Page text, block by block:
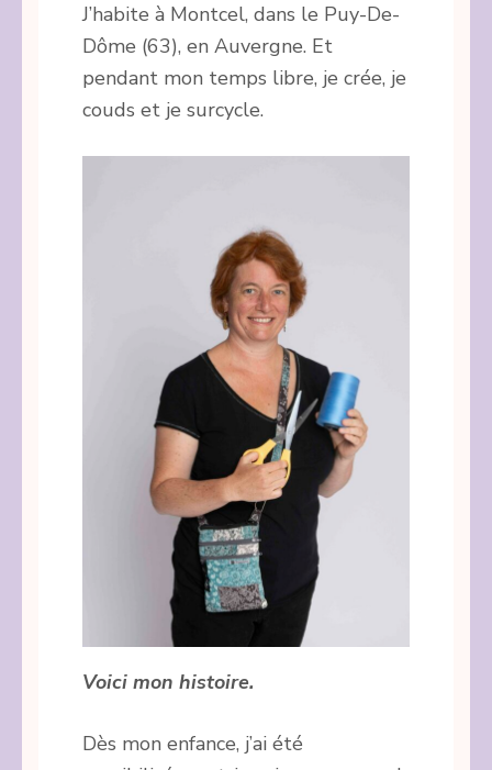
J’habite à Montcel, dans le Puy-De-
Dôme (63), en Auvergne. Et
pendant mon temps libre, je crée, je
couds et je surcycle.
Voici mon histoire.
Dès mon enfance, j’ai été